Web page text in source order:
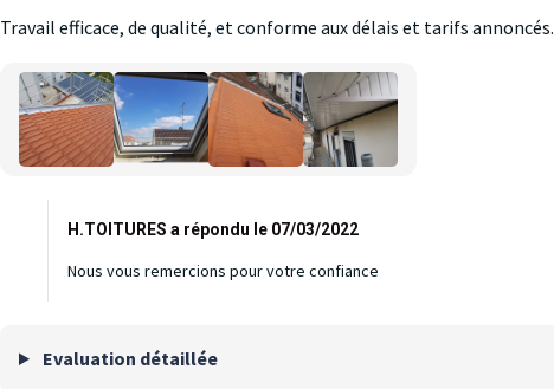
Travail efficace, de qualité, et conforme aux délais et tarifs annoncés.
H.TOITURES a répondu le 07/03/2022
Nous vous remercions pour votre confiance
Evaluation détaillée